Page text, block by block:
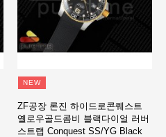
NEW
ZF공장 론진 하이드로콘퀘스트
옐로우골드콤비 블랙다이얼 러버
스트랩 Conquest SS/YG Black